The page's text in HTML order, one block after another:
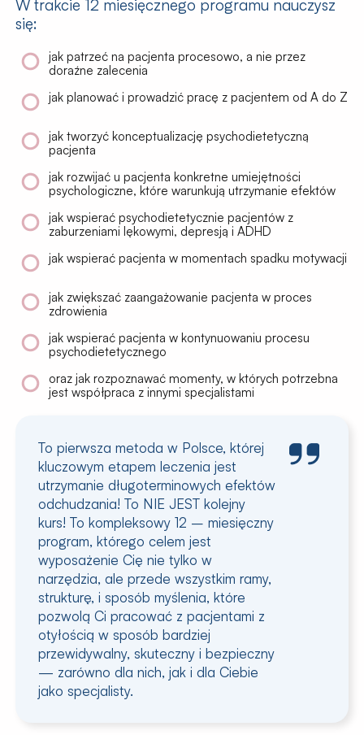
W trakcie 12 miesięcznego programu nauczysz
się:
jak patrzeć na pacjenta procesowo, a nie przez
doraźne zalecenia
jak planować i prowadzić pracę z pacjentem od A do Z
jak tworzyć konceptualizację psychodietetyczną
pacjenta
jak rozwijać u pacjenta konkretne umiejętności
psychologiczne, które warunkują utrzymanie efektów
jak wspierać psychodietetycznie pacjentów z
zaburzeniami lękowymi, depresją i ADHD
jak wspierać pacjenta w momentach spadku motywacji
jak zwiększać zaangażowanie pacjenta w proces
zdrowienia
jak wspierać pacjenta w kontynuowaniu procesu
psychodietetycznego
oraz jak rozpoznawać momenty, w których potrzebna
jest współpraca z innymi specjalistami
To pierwsza metoda w Polsce, której
kluczowym etapem leczenia jest
utrzymanie długoterminowych efektów
odchudzania! To NIE JEST kolejny
kurs! To kompleksowy 12 – miesięczny
program, którego celem jest
wyposażenie Cię nie tylko w
narzędzia, ale przede wszystkim ramy,
strukturę, i sposób myślenia, które
pozwolą Ci pracować z pacjentami z
otyłością w sposób bardziej
przewidywalny, skuteczny i bezpieczny
— zarówno dla nich, jak i dla Ciebie
jako specjalisty.